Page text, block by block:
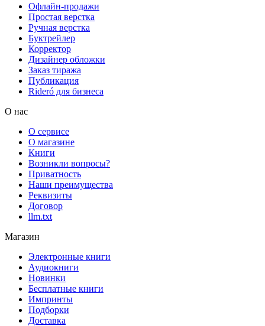
Офлайн-продажи
Простая верстка
Ручная верстка
Буктрейлер
Корректор
Дизайнер обложки
Заказ тиража
Публикация
Rideró для бизнеса
О нас
О сервисе
О магазине
Книги
Возникли вопросы?
Приватность
Наши преимущества
Реквизиты
Договор
llm.txt
Магазин
Электронные книги
Аудиокниги
Новинки
Бесплатные книги
Импринты
Подборки
Доставка